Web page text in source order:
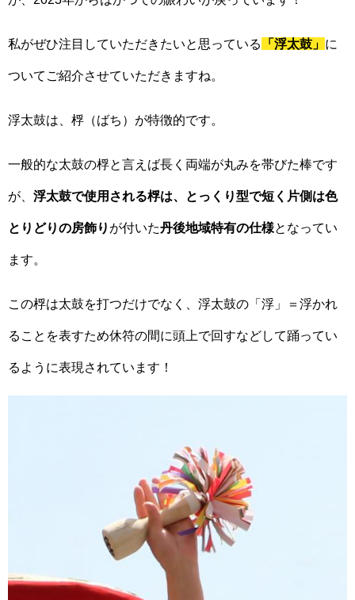
私がぜひ注目していただきたいと思っている 「浮太鼓」 に
ついてご紹介させていただきますね。
浮太鼓は、桴（ばち）が特徴的です。
一般的な太鼓の桴と言えば長く両端が丸みを帯びた棒です
が、 浮太鼓で使用される桴は、とっくり型で短く片側は色
とりどりの房飾り が付いた丹後地域特有の仕様となってい
ます。
この桴は太鼓を打つだけでなく、浮太鼓の「浮」＝浮かれ
ることを表すため休符の間に頭上で回すなどして踊ってい
るように表現されています！